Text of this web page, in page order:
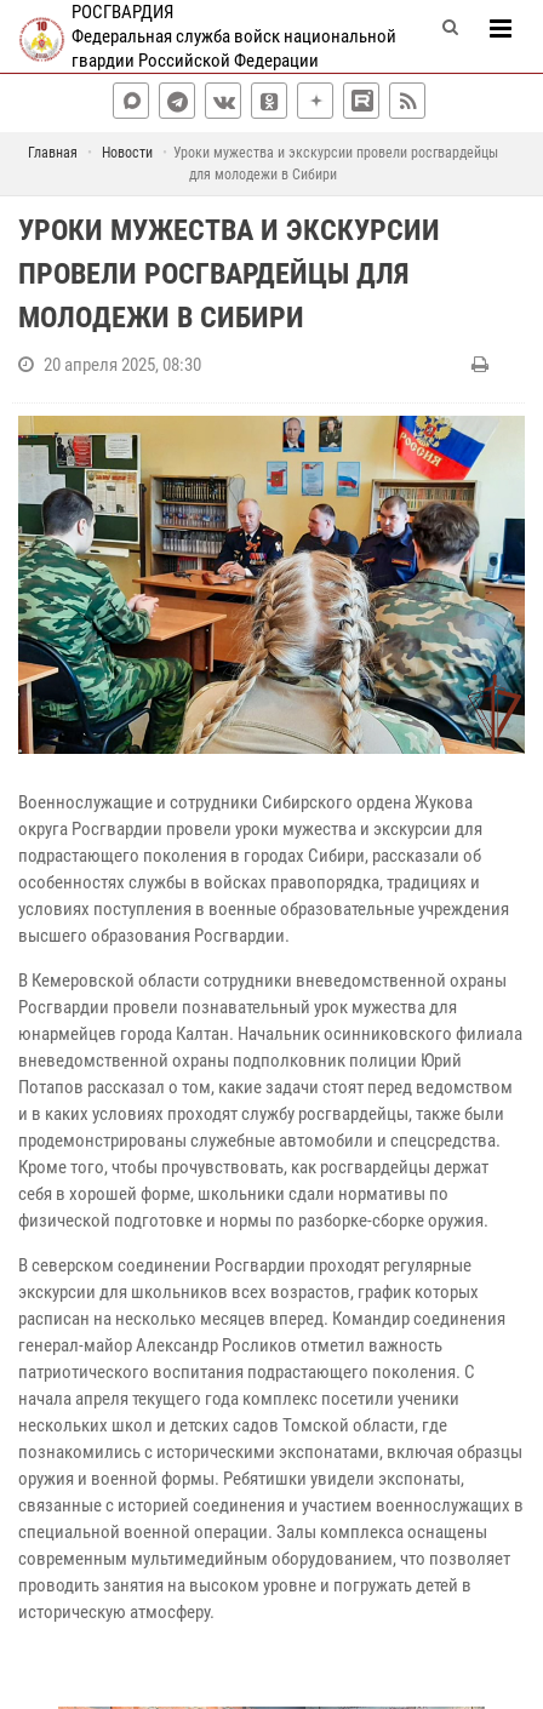
РОСГВАРДИЯ
Федеральная служба войск национальной
гвардии Российской Федерации
Главная Новости
Уроки мужества и экскурсии провели росгвардейцы
для молодежи в Сибири
УРОКИ МУЖЕСТВА И ЭКСКУРСИИ
ПРОВЕЛИ РОСГВАРДЕЙЦЫ ДЛЯ
МОЛОДЕЖИ В СИБИРИ
20 апреля 2025, 08:30
Военнослужащие и сотрудники Сибирского ордена Жукова
округа Росгвардии провели уроки мужества и экскурсии для
подрастающего поколения в городах Сибири, рассказали об
особенностях службы в войсках правопорядка, традициях и
условиях поступления в военные образовательные учреждения
высшего образования Росгвардии.
В Кемеровской области сотрудники вневедомственной охраны
Росгвардии провели познавательный урок мужества для
юнармейцев города Калтан. Начальник осинниковского филиала
вневедомственной охраны подполковник полиции Юрий
Потапов рассказал о том, какие задачи стоят перед ведомством
и в каких условиях проходят службу росгвардейцы, также были
продемонстрированы служебные автомобили и спецсредства.
Кроме того, чтобы прочувствовать, как росгвардейцы держат
себя в хорошей форме, школьники сдали нормативы по
физической подготовке и нормы по разборке-сборке оружия.
В северском соединении Росгвардии проходят регулярные
экскурсии для школьников всех возрастов, график которых
расписан на несколько месяцев вперед. Командир соединения
генерал-майор Александр Росликов отметил важность
патриотического воспитания подрастающего поколения. С
начала апреля текущего года комплекс посетили ученики
нескольких школ и детских садов Томской области, где
познакомились с историческими экспонатами, включая образцы
оружия и военной формы. Ребятишки увидели экспонаты,
связанные с историей соединения и участием военнослужащих в
специальной военной операции. Залы комплекса оснащены
современным мультимедийным оборудованием, что позволяет
проводить занятия на высоком уровне и погружать детей в
историческую атмосферу.